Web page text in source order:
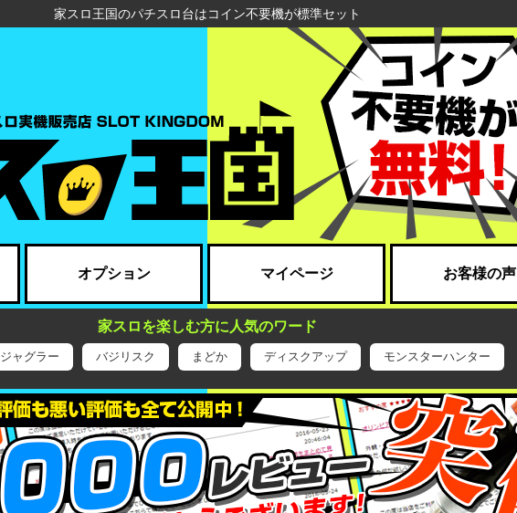
家スロ王国のパチスロ台はコイン不要機が標準セット
オプション マイページ お客様の声
家スロを楽しむ方に人気のワード
ジャグラー バジリスク まどか ディスクアップ モンスターハンター